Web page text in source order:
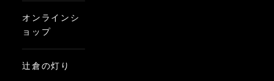
オンラインシ
ョップ
辻倉の灯り